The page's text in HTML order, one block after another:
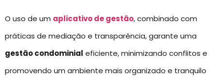
O uso de um aplicativo de gestão, combinado com
práticas de mediação e transparência, garante uma
gestão condominial eficiente, minimizando conflitos e
promovendo um ambiente mais organizado e tranquilo